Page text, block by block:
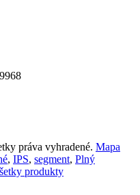
práva vyhradené. Mapa
, IPS, segment, Plný
produkty